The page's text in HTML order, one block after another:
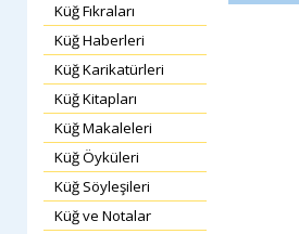
Küğ Fıkraları
Küğ Haberleri
Küğ Karikatürleri
Küğ Kitapları
Küğ Makaleleri
Küğ Öyküleri
Küğ Söyleşileri
Küğ ve Notalar